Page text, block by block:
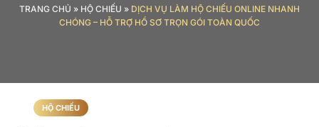
TRANG CHỦ » HỘ CHIẾU » DỊCH VỤ LÀM HỘ CHIẾU ONLINE NHANH
CHÓNG – HỖ TRỢ HỒ SƠ TRỌN GÓI TOÀN QUỐC
HỘ CHIẾU